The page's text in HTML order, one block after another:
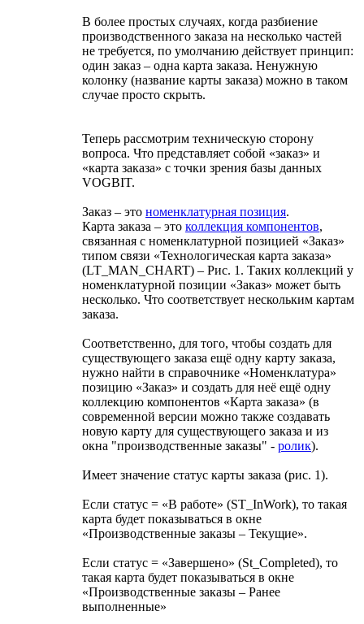
В более простых случаях, когда разбиение
производственного заказа на несколько частей
не требуется, по умолчанию действует принцип:
один заказ – одна карта заказа. Ненужную
колонку (название карты заказа) можно в таком
случае просто скрыть.
Теперь рассмотрим техническую сторону
вопроса. Что представляет собой «заказ» и
«карта заказа» с точки зрения базы данных
VOGBIT.
Заказ – это номенклатурная позиция.
Карта заказа – это коллекция компонентов,
связанная с номенклатурной позицией «Заказ»
типом связи «Технологическая карта заказа»
(LT_MAN_CHART) – Рис. 1. Таких коллекций у
номенклатурной позиции «Заказ» может быть
несколько. Что соответствует нескольким картам
заказа.
Соответственно, для того, чтобы создать для
существующего заказа ещё одну карту заказа,
нужно найти в справочнике «Номенклатура»
позицию «Заказ» и создать для неё ещё одну
коллекцию компонентов «Карта заказа» (в
современной версии можно также создавать
новую карту для существующего заказа и из
окна "производственные заказы" - ролик).
Имеет значение статус карты заказа (рис. 1).
Если статус = «В работе» (ST_InWork), то такая
карта будет показываться в окне
«Производственные заказы – Текущие».
Если статус = «Завершено» (St_Completed), то
такая карта будет показываться в окне
«Производственные заказы – Ранее
выполненные»